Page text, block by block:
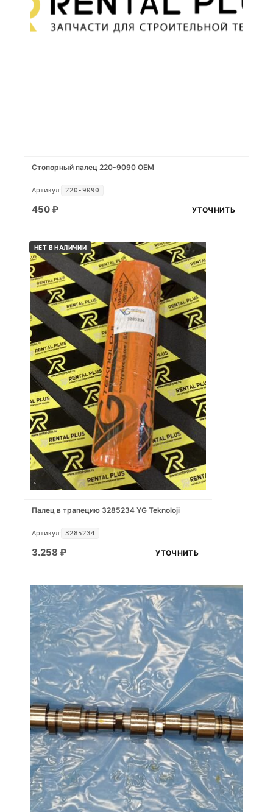
Стопорный палец 220-9090 OEM
Артикул: 220-9090
450₽ УТОЧНИТЬ
НЕТ В НАЛИЧИИ
Палец в трапецию 3285234 YG Teknoloji
Артикул: 3285234
3.258 ₽ УТОЧНИТЬ